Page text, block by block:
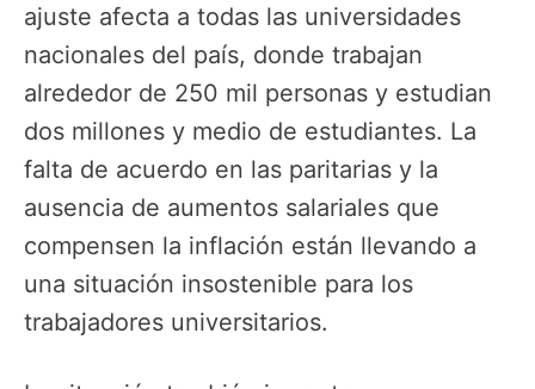
ajuste afecta a todas las universidades
nacionales del país, donde trabajan
alrededor de 250 mil personas y estudian
dos millones y medio de estudiantes. La
falta de acuerdo en las paritarias y la
ausencia de aumentos salariales que
compensen la inflación están llevando a
una situación insostenible para los
trabajadores universitarios.